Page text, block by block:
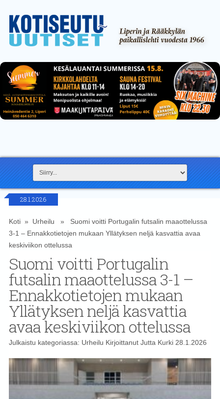
28.1.2026
Koti» Urheilu » Suomi voitti Portugalin futsalin maaottelussa
3-1 – Ennakkotietojen mukaan Yllätyksen neljä kasvattia avaa
keskiviikon ottelussa
Suomi voitti Portugalin
futsalin maaottelussa 3-1 –
Ennakkotietojen mukaan
Yllätyksen neljä kasvattia
avaa keskiviikon ottelussa
Julkaistu kategoriassa: Urheilu Kirjoittanut Jutta Kurki28.1.2026